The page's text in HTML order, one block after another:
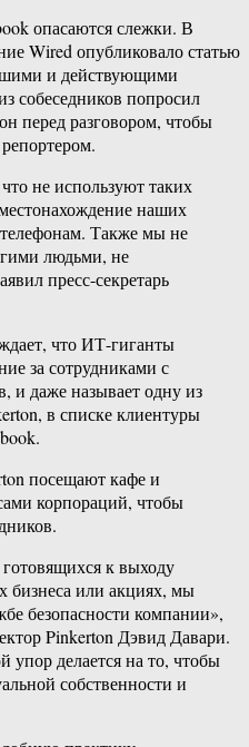
опасаются слежки. В
Wired опубликовало статью
и действующими
собеседников попросил
перед разговором, чтобы
не используют таких
наших
Также мы не
людьми, не
пресс-секретарь
что ИТ-гиганты
за сотрудниками с
и даже называет одну из
в списке клиентуры
посещают кафе и
корпораций, чтобы
к выходу
бизнеса или акциях, мы
безопасности компании»,
Pinkerton Дэвид Давари.
упор делается на то, чтобы
собственности и